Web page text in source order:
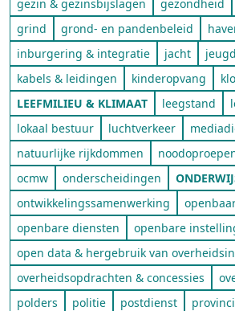
gezin & gezinsbijslagen
gezondheid
grind
grond- en pandenbeleid
inburgering & integratie
jacht
jeugd
kabels & leidingen
kinderopvang
LEEFMILIEU & KLIMAAT
leegstand
lokaal bestuur
luchtverkeer
natuurlijke rijkdommen
ocmw
onderscheidingen
ontwikkelingssamenwerking
openbare diensten
openbare
open data & hergebruik van
overheidsopdrachten & concessies
polders
politie postdienst